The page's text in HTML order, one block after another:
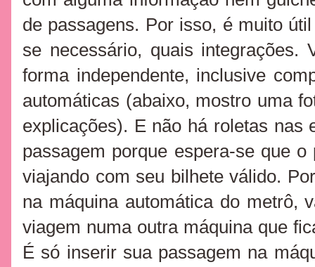
de passagens. Por isso, é muito
se necessário, quais integrações.
forma independente, inclusive
automáticas (abaixo, mostro uma
explicações). E não há roletas nas
passagem porque espera-se que
viajando com seu bilhete válido.
na máquina automática do metrô,
viagem numa outra máquina que
É só inserir sua passagem na